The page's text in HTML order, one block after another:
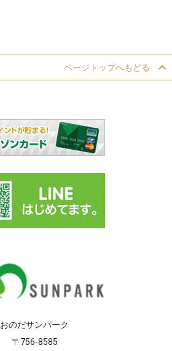
ページトップへもどる
おのだサンパーク
〒756-8585